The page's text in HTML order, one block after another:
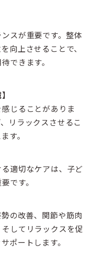
スが重要です。整体
向上させることで、
できます。
じることがありま
リラックスさせるこ
す。
適切なケアは、子ど
です。
の改善、関節や筋肉
してリラックスを促
ポートします。